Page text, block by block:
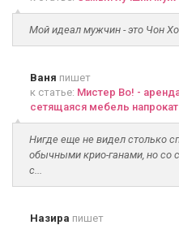
Мой идеал мужчин - это Чон
Ваня пишет
к статье: Мистер Во! -
сетящаяся мебель напрокат
Нигде еще не видел столько
обычными крио-ганами, но со
с...
Назира пишет